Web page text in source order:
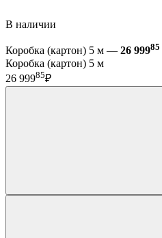
В наличии
Коробка (картон) 5 м — 26 99985
Коробка (картон) 5 м
26 99985₽